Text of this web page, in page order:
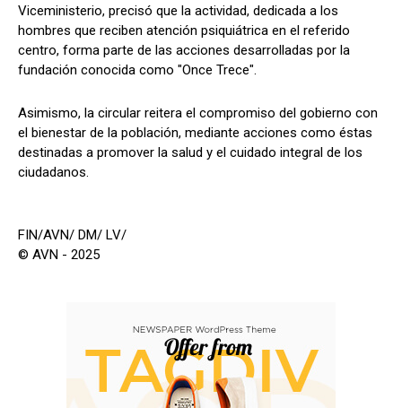
Viceministerio, precisó que la actividad, dedicada a los
hombres que reciben atención psiquiátrica en el referido
centro, forma parte de las acciones desarrolladas por la
fundación conocida como "Once Trece".
Asimismo, la circular reitera el compromiso del gobierno con
el bienestar de la población, mediante acciones como éstas
destinadas a promover la salud y el cuidado integral de los
ciudadanos.
FIN/AVN/ DM/ LV/
© AVN - 2025